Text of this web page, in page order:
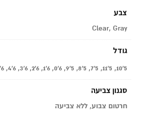
צבע
Clear, Gray
גודל
5'10, 5'11, 5'7, 5'8, 5'9, 6'0, 6'1, 6'2, 6'3, 6'4, 6'6
סגנון צביעה
חרטום צבוע, ללא צביעה